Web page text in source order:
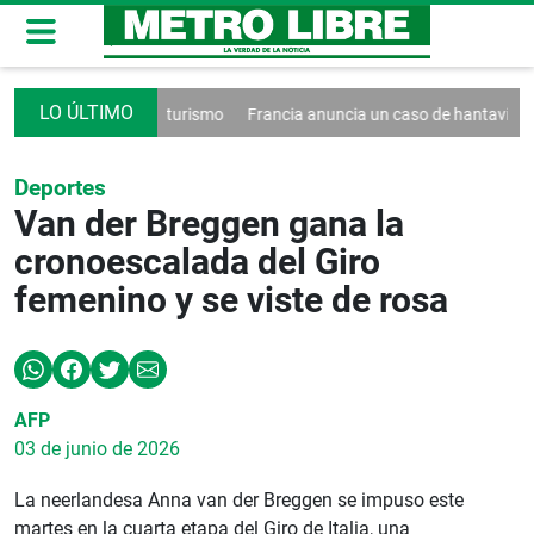
contra el turismo Francia anuncia un caso de hantavirus Andes
Deportes
Van der Breggen gana la
cronoescalada del Giro
femenino y se viste de rosa
AFP
03 de junio de 2026
La neerlandesa Anna van der Breggen se impuso este
martes en la cuarta etapa del Giro de Italia, una